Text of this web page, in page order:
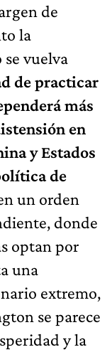
de
la
vuelva
de practicar
más
en
y Estados
de
un orden
donde
optan por
una
extremo,
se parece
y la